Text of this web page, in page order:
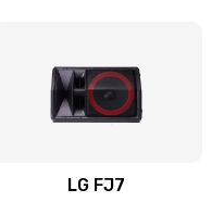
индикаторов,
LG FJ7